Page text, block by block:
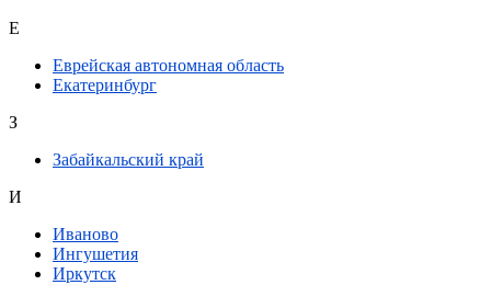
Е
Еврейская автономная область
Екатеринбург
З
Забайкальский край
И
Иваново
Ингушетия
Иркутск